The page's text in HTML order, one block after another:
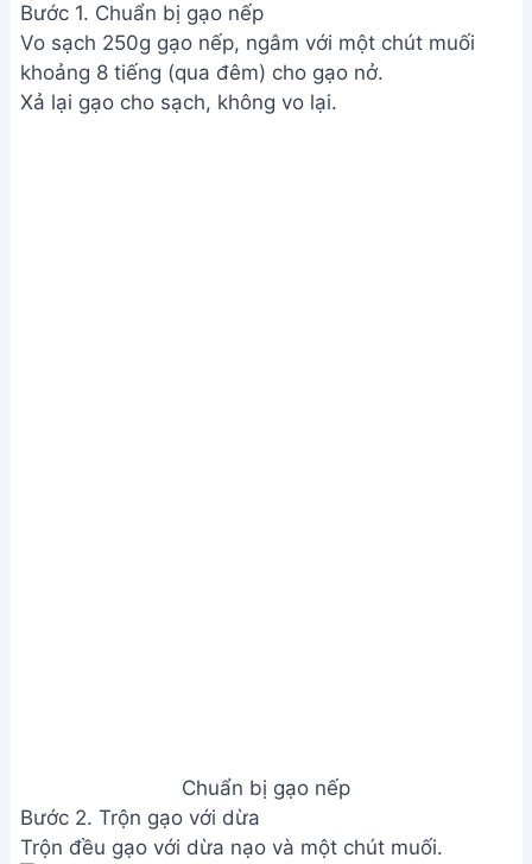
Bước 1. Chuẩn bị gạo nếp
Vo sạch 250g gạo nếp, ngâm với một chút muối
khoảng 8 tiếng (qua đêm) cho gạo nở.
Xả lại gạo cho sạch, không vo lại.
Chuẩn bị gạo nếp
Bước 2. Trộn gạo với dừa
Trộn đều gạo với dừa nạo và một chút muối.